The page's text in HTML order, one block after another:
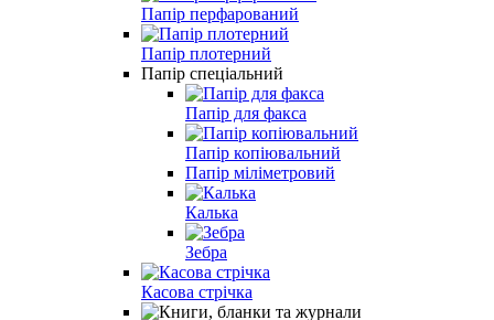
Папір перфарований
Папір плотерний
Папір спеціальний
Папір для факса
Папір копіювальний
Папір міліметровий
Калька
Зебра
Касова стрічка